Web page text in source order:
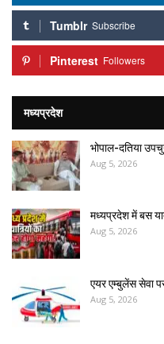
Tumblr Subscribe
Pinterest Followers
मध्यप्रदेश
भोपाल-दतिया
Aug 5, 2026
मध्यप्रदेश में बस
Aug 5, 2026
एयर एम्बुलेंस सेवा
Aug 5, 2026